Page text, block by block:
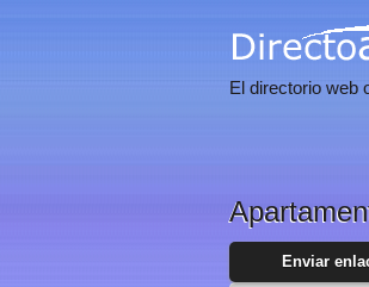
El directorio web
Enviar